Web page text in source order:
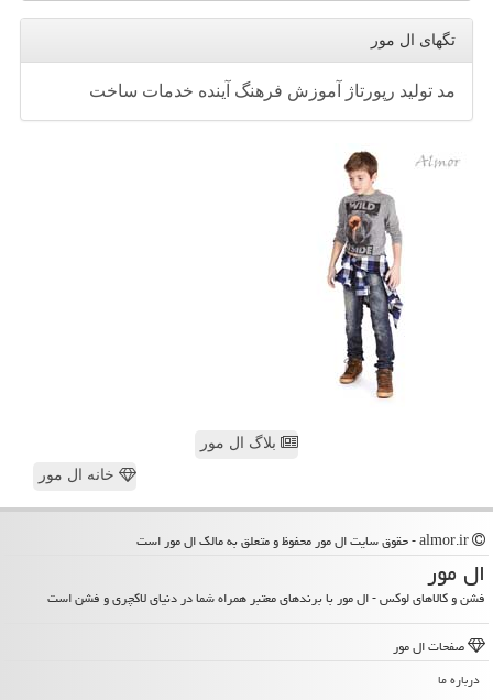
تگهای ال مور
مد تولید رپورتاژ آموزش فرهنگ آینده خدمات ساخت
بلاگ ال مور
خانه ال مور
ال مور
فشن و کالاهای لوکس - ال مور با برندهای معتبر همراه شما در دنیای لاکچری و فشن است
صفحات ال مور
درباره ما